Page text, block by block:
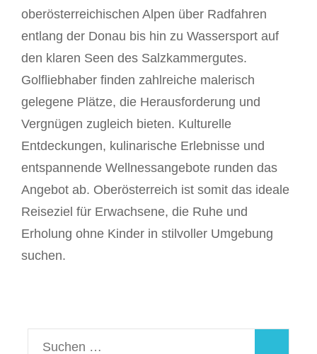
oberösterreichischen Alpen über Radfahren
entlang der Donau bis hin zu Wassersport auf
den klaren Seen des Salzkammergutes.
Golfliebhaber finden zahlreiche malerisch
gelegene Plätze, die Herausforderung und
Vergnügen zugleich bieten. Kulturelle
Entdeckungen, kulinarische Erlebnisse und
entspannende Wellnessangebote runden das
Angebot ab. Oberösterreich ist somit das ideale
Reiseziel für Erwachsene, die Ruhe und
Erholung ohne Kinder in stilvoller Umgebung
suchen.
Suchen